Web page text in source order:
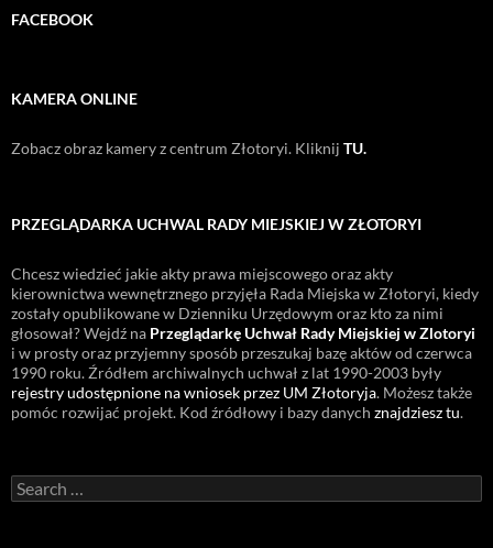
FACEBOOK
KAMERA ONLINE
Zobacz obraz kamery z centrum Złotoryi. Kliknij TU.
PRZEGLĄDARKA UCHWAL RADY MIEJSKIEJ W ZŁOTORYI
Chcesz wiedzieć jakie akty prawa miejscowego oraz akty
kierownictwa wewnętrznego przyjęła Rada Miejska w Złotoryi, kiedy
zostały opublikowane w Dzienniku Urzędowym oraz kto za nimi
głosował? Wejdź na Przeglądarkę Uchwał Rady Miejskiej w Zlotoryi
i w prosty oraz przyjemny sposób przeszukaj bazę aktów od czerwca
1990 roku. Źródłem archiwalnych uchwał z lat 1990-2003 były
rejestry udostępnione na wniosek przez UM Złotoryja. Możesz także
pomóc rozwijać projekt. Kod źródłowy i bazy danych znajdziesz tu.
Search
for: